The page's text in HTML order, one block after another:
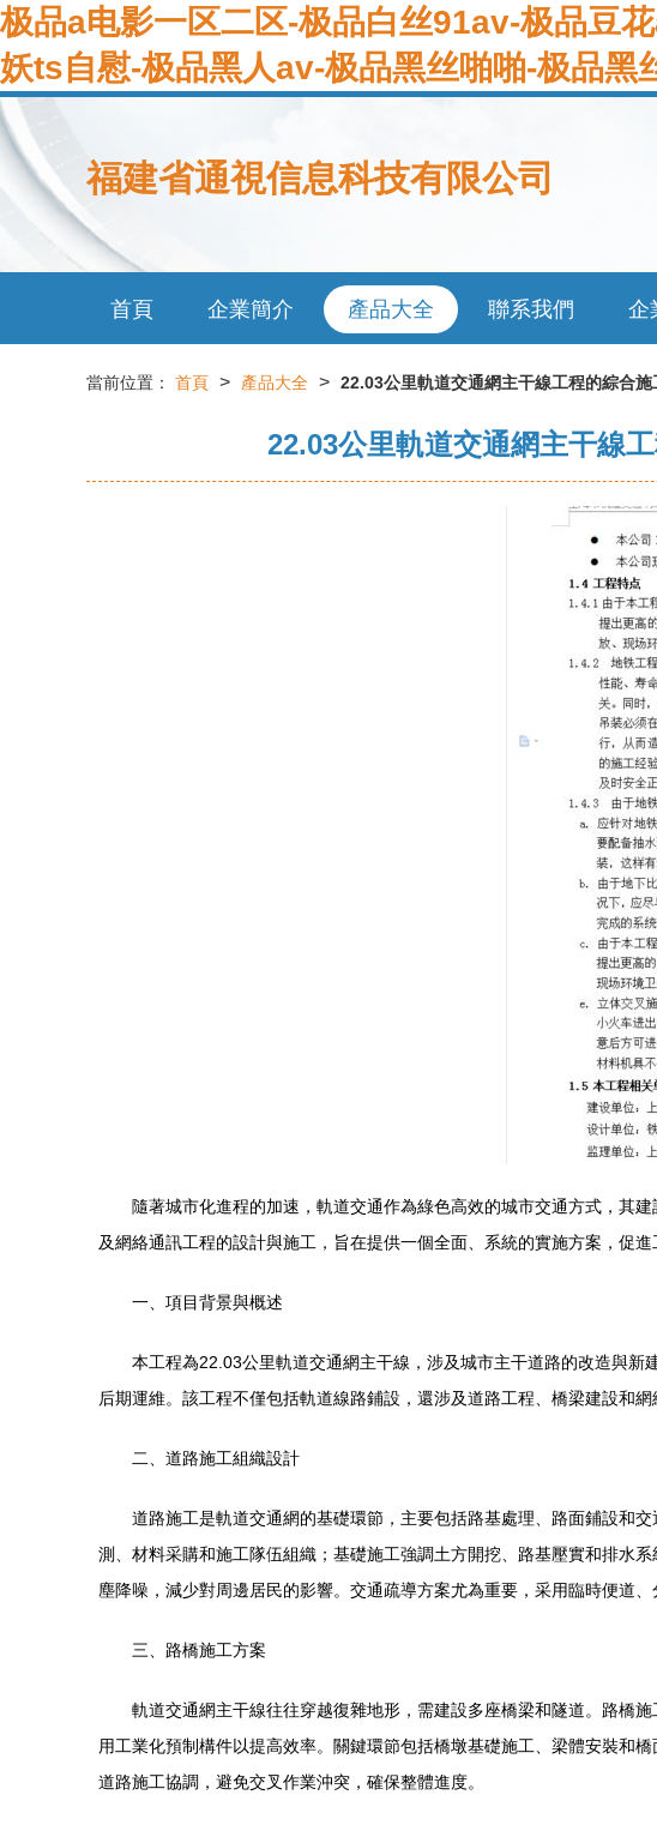
极品a电影一区二区-极品白丝91av-极品豆
妖ts自慰-极品黑人av-极品黑丝啪啪-极品黑
福建省通視信息科技有限公司
首頁 企業簡介 產品大全 聯系我們 企
當前位置： 首頁 > 產品大全 > 22.03公里軌道交通網主干線工程的綜合
22.03公里軌道交通網主干線
隨著城市化進程的加速，軌道交通作為綠色高效的城市交通方式，其
及網絡通訊工程的設計與施工，旨在提供一個全面、系統的實施方案，促
一、項目背景與概述
本工程為22.03公里軌道交通網主干線，涉及城市主干道路的改造與
后期運維。該工程不僅包括軌道線路鋪設，還涉及道路工程、橋梁建設和
二、道路施工組織設計
道路施工是軌道交通網的基礎環節，主要包括路基處理、路面鋪設和
測、材料采購和施工隊伍組織；基礎施工強調土方開挖、路基壓實和排水
塵降噪，減少對周邊居民的影響。交通疏導方案尤為重要，采用臨時便道
三、路橋施工方案
軌道交通網主干線往往穿越復雜地形，需建設多座橋梁和隧道。路橋
用工業化預制構件以提高效率。關鍵環節包括橋墩基礎施工、梁體安裝和
道路施工協調，避免交叉作業沖突，確保整體進度。